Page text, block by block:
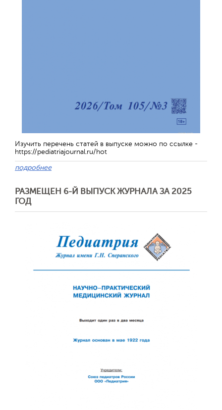
Изучить перечень статей в выпуске можно по ссылке -
https://pediatriajournal.ru/hot
подробнее
РАЗМЕЩЕН 6-Й ВЫПУСК ЖУРНАЛА ЗА 2025
ГОД